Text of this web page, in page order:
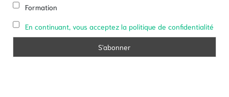
Formation
En continuant, vous acceptez la politique de confidentialité